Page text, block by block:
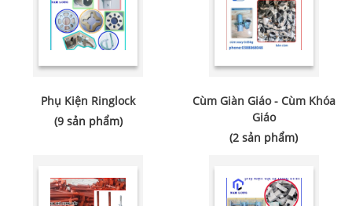
Phụ Kiện Ringlock
(9 sản phẩm)
Cùm Giàn Giáo - Cùm Khóa
Giáo
(2 sản phẩm)